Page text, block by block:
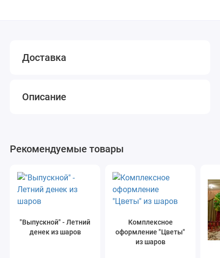
Доставка
Описание
Рекомендуемые товары
"Выпускной" - Летний
денек из шаров
Комплексное
оформление "Цветы"
из шаров